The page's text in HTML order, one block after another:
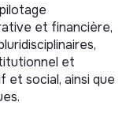
avec le
Général∙e
du projet
Il·elle
et financière,
et
social, ainsi que